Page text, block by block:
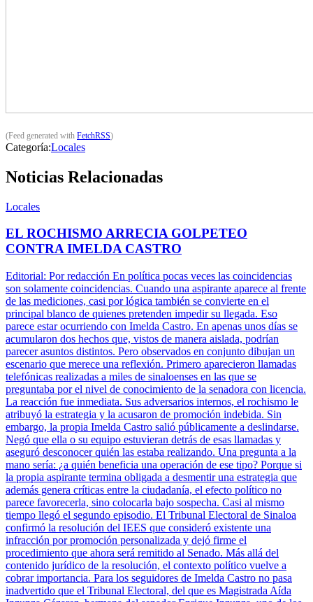
(Feed generated with FetchRSS)
Categoría:Locales
Noticias Relacionadas
Locales
EL ROCHISMO ARRECIA GOLPETEO
CONTRA IMELDA CASTRO
Editorial: Por redacción En política pocas veces las coincidencias
son solamente coincidencias. Cuando una aspirante aparece al frente
de las mediciones, casi por lógica también se convierte en el
principal blanco de quienes pretenden impedir su llegada. Eso
parece estar ocurriendo con Imelda Castro. En apenas unos días se
acumularon dos hechos que, vistos de manera aislada, podrían
parecer asuntos distintos. Pero observados en conjunto dibujan un
escenario que merece una reflexión. Primero aparecieron llamadas
telefónicas realizadas a miles de sinaloenses en las que se
preguntaba por el nivel de conocimiento de la senadora con licencia.
La reacción fue inmediata. Sus adversarios internos, el rochismo le
atribuyó la estrategia y la acusaron de promoción indebida. Sin
embargo, la propia Imelda Castro salió públicamente a deslindarse.
Negó que ella o su equipo estuvieran detrás de esas llamadas y
aseguró desconocer quién las estaba realizando. Una pregunta a la
mano sería: ¿a quién beneficia una operación de ese tipo? Porque si
la propia aspirante termina obligada a desmentir una estrategia que
además genera críticas entre la ciudadanía, el efecto político no
parece favorecerla, sino colocarla bajo sospecha. Casi al mismo
tiempo llegó el segundo episodio. El Tribunal Electoral de Sinaloa
confirmó la resolución del IEES que consideró existente una
infracción por promoción personalizada y dejó firme el
procedimiento que ahora será remitido al Senado. Más allá del
contenido jurídico de la resolución, el contexto político vuelve a
cobrar importancia. Para los seguidores de Imelda Castro no pasa
inadvertido que el Tribunal Electoral, del que es Magistrada Aída